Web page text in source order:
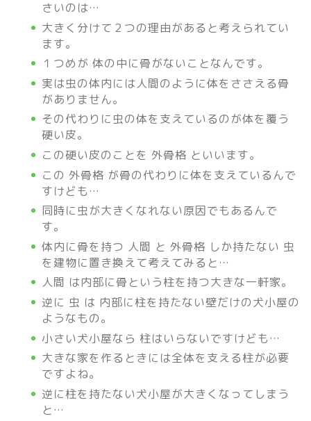
さいのは…
大きく分けて２つの理由があると考えられてい
ます。
１つめが 体の中に骨がないことなんです。
実は虫の体内には人間のように体をささえる骨
がありません。
その代わりに虫の体を支えているのが体を覆う
硬い皮。
この硬い皮のことを 外骨格 といいます。
この 外骨格 が骨の代わりに体を支えているんで
すけども…
同時に虫が大きくなれない原因でもあるんで
す。
体内に骨を持つ 人間 と 外骨格 しか持たない 虫
を建物に置き換えて考えてみると…
人間 は内部に骨という柱を持つ大きな一軒家。
逆に 虫 は 内部に柱を持たない壁だけの犬小屋の
ようなもの。
小さい犬小屋なら 柱はいらないですけども…
大きな家を作るときには全体を支える柱が必要
ですよね。
逆に柱を持たない犬小屋が大きくなってしまう
と…